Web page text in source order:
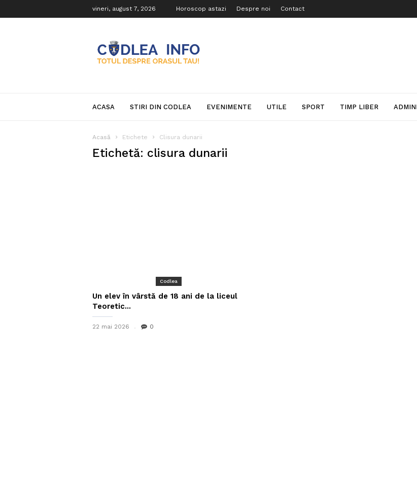
vineri, august 7, 2026 Horoscop astazi Despre noi Contact
Info
ACASA STIRI DIN CODLEA EVENIMENTE UTILE SPORT TIMP LIBER
Acasă Etichete Clisura dunarii
Etichetă: clisura dunarii
Codlea
Un elev în vârstă de 18 ani de la liceul
Teoretic...
22 mai 2026 0